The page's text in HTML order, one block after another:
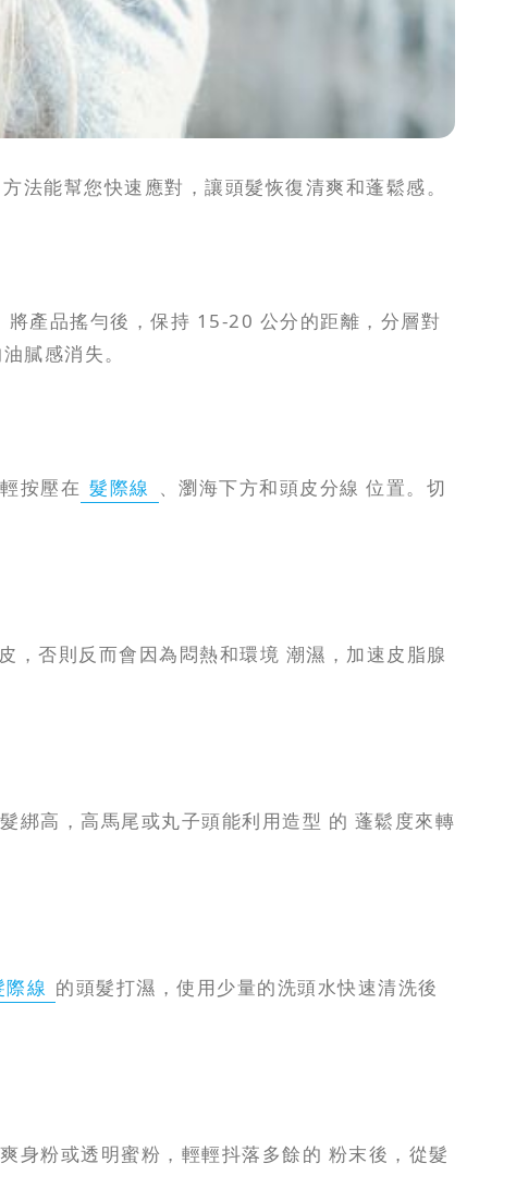
法能幫您快速應對，讓頭髮恢復清爽和蓬鬆感。
將產品搖勻後，保持 15-20 公分的距離，分層對
膩感消失。
按壓在 髮際線
、瀏海下方和頭皮分線 位置。切
，否則反而會因為悶熱和環境 潮濕，加速皮脂腺
綁高，高馬尾或丸子頭能利用造型 的 蓬鬆度來轉
際線 的頭髮打濕，使用少量的洗頭水快速清洗後
身粉或透明蜜粉，輕輕抖落多餘的 粉末後，從髮